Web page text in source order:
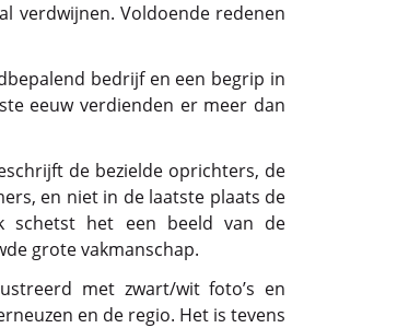
verdwijnen. Voldoende redenen
bedrijf en een begrip in
eeuw verdienden er meer dan
de bezielde oprichters, de
en niet in de laatste plaats de
schetst het een beeld van de
grote vakmanschap.
met zwart/wit foto’s en
en de regio. Het is tevens